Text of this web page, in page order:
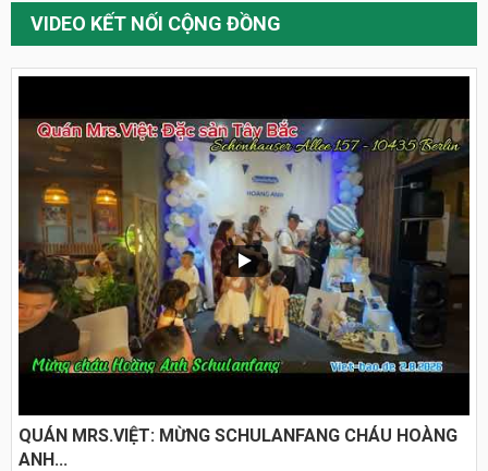
VIDEO KẾT NỐI CỘNG ĐỒNG
QUÁN MRS.VIỆT: MỪNG SCHULANFANG CHÁU HOÀNG
ANH...